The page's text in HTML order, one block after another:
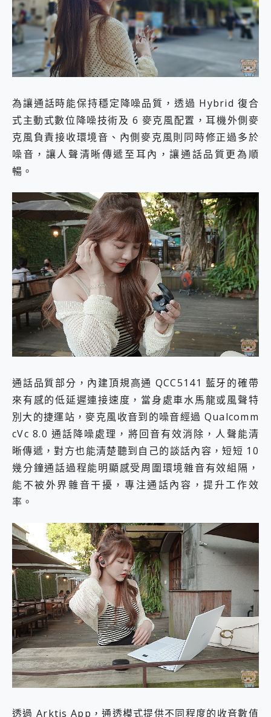
為讓通話時能保持穩定降噪品質，透過 Hybrid 復合
式主動式數位降噪技術及 6 麥克風配置，耳機外側麥
克風負責接收環境音、內側麥克風則同時修正過多於
噪音，讓人聲清晰傳遞至耳內，讓通話品質更為順
暢。
通話品質部分，內建頂規高通 QCC5141 藍牙的確帶
來有感的低延遲連接速度，當身處車水馬龍或風聲特
別大的捷運站，麥克風收音到的噪音經過 Qualcomm
cVc 8.0 通話降噪處理，將回音有效消除，人聲能清
晰傳遞，對方也能清楚聽到自己的談話內容，短短 10
幾分鐘通話過程能明顯感受周圍環境雜音有效組隔，
能不被外界雜音干擾，專注通話內容，提升工作效
率。
透過 Arktis App，通透模式提供不同程度的收音數值